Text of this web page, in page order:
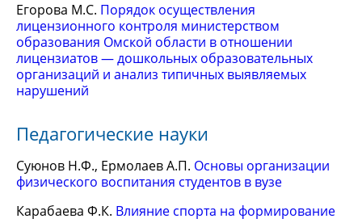
Егорова М.С. Порядок осуществления
лицензионного контроля министерством
образования Омской области в отношении
лицензиатов — дошкольных образовательных
организаций и анализ типичных выявляемых
нарушений
Педагогические науки
Суюнов Н.Ф., Ермолаев А.П. Основы организации
физического воспитания студентов в вузе
Карабаева Ф.К. Влияние спорта на формирование